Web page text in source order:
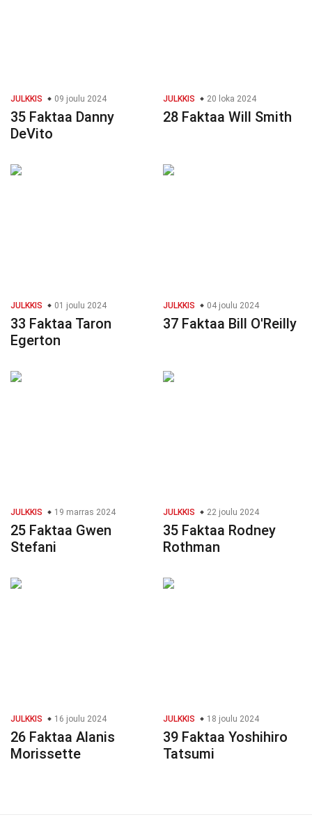
JULKKIS 09 joulu 2024
35 Faktaa Danny
DeVito
JULKKIS 20 loka 2024
28 Faktaa Will Smith
JULKKIS 01 joulu 2024
33 Faktaa Taron
Egerton
JULKKIS 04 joulu 2024
37 Faktaa Bill O'Reilly
JULKKIS 19 marras 2024
25 Faktaa Gwen
Stefani
JULKKIS 22 joulu 2024
35 Faktaa Rodney
Rothman
JULKKIS 16 joulu 2024
26 Faktaa Alanis
Morissette
JULKKIS 18 joulu 2024
39 Faktaa Yoshihiro
Tatsumi